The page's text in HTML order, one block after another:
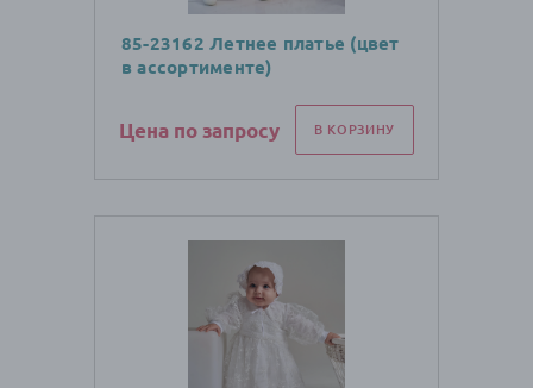
85-23162 Летнее платье (цвет
в ассортименте)
Цена по запросу В КОРЗИНУ